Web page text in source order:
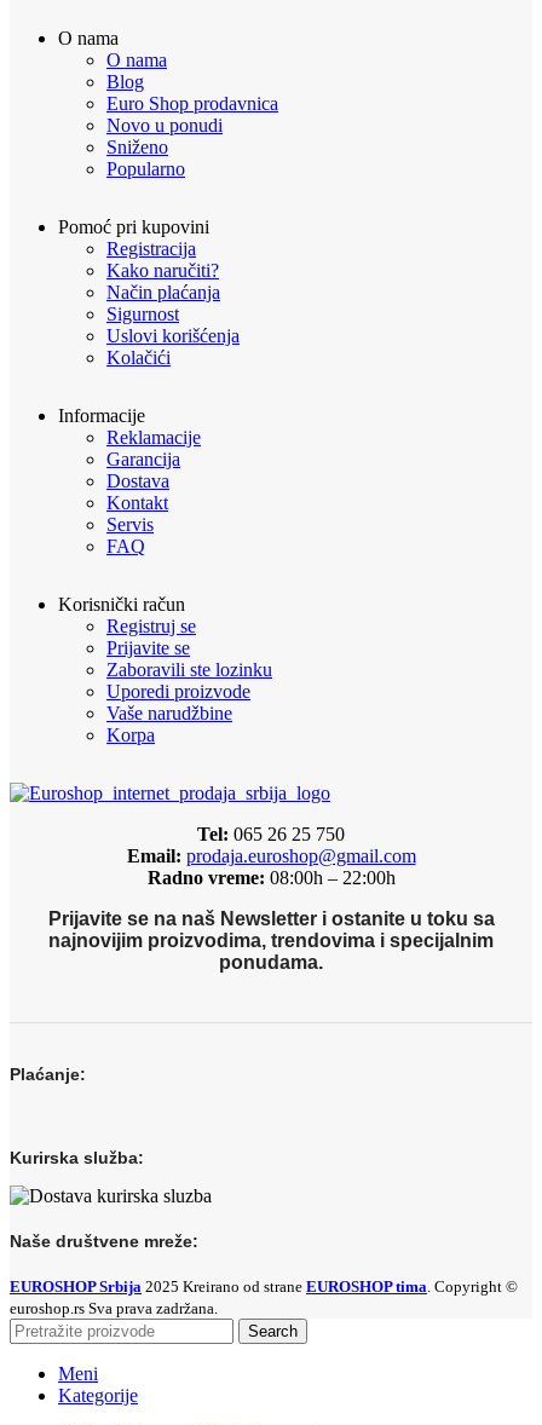
O nama
O nama
Blog
Euro Shop prodavnica
Novo u ponudi
Sniženo
Popularno
Pomoć pri kupovini
Registracija
Kako naručiti?
Način plaćanja
Sigurnost
Uslovi korišćenja
Kolačići
Informacije
Reklamacije
Garancija
Dostava
Kontakt
Servis
FAQ
Korisnički račun
Registruj se
Prijavite se
Zaboravili ste lozinku
Uporedi proizvode
Vaše narudžbine
Korpa
Tel: 065 26 25 750
Email: prodaja.euroshop@gmail.com
Radno vreme: 08:00h – 22:00h
Prijavite se na naš Newsletter i ostanite u toku sa
najnovijim proizvodima, trendovima i specijalnim
ponudama.
Plaćanje:
Kurirska služba:
Naše društvene mreže:
EUROSHOP Srbija 2025 Kreirano od strane EUROSHOP tima. Copyright ©
euroshop.rs Sva prava zadržana.
Search
Meni
Kategorije